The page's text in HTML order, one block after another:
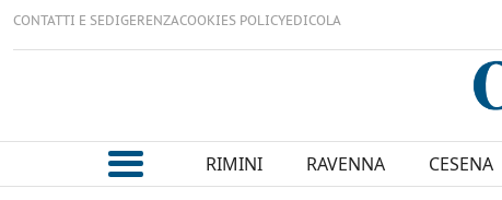
CONTATTI E SEDIGERENZACOOKIES POLICYEDICOLA
RIMINI RAVENNA CESENA